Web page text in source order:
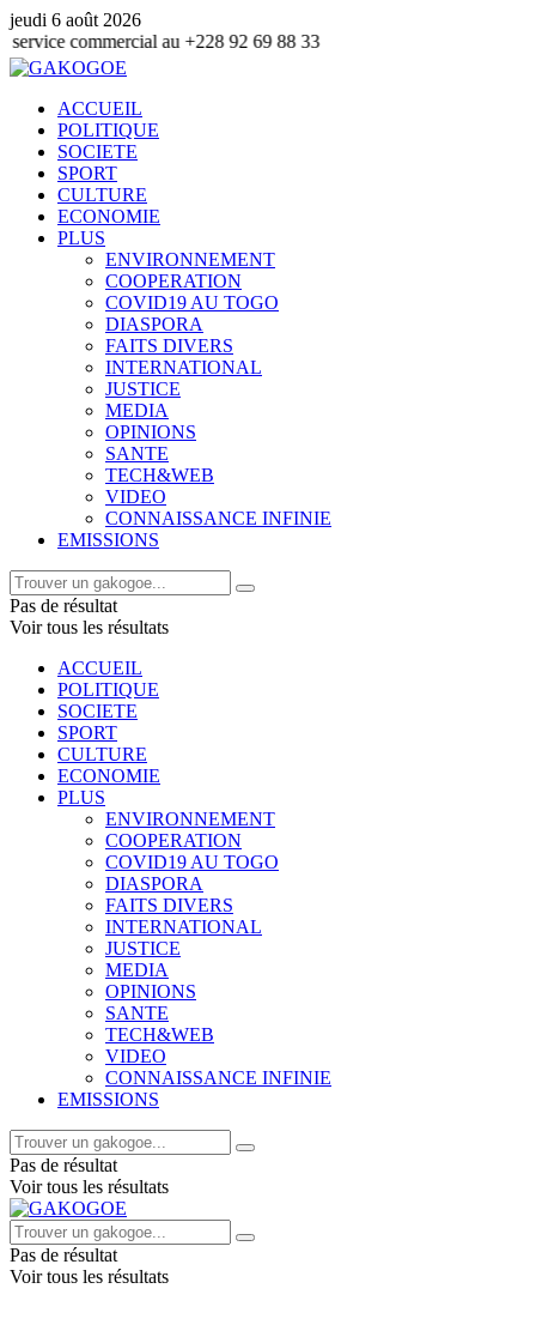
jeudi 6 août 2026
au +228 92 69 88 33
ACCUEIL
POLITIQUE
SOCIETE
SPORT
CULTURE
ECONOMIE
PLUS
ENVIRONNEMENT
COOPERATION
COVID19 AU TOGO
DIASPORA
FAITS DIVERS
INTERNATIONAL
JUSTICE
MEDIA
OPINIONS
SANTE
TECH&WEB
VIDEO
CONNAISSANCE INFINIE
EMISSIONS
Pas de résultat
Voir tous les résultats
ACCUEIL
POLITIQUE
SOCIETE
SPORT
CULTURE
ECONOMIE
PLUS
ENVIRONNEMENT
COOPERATION
COVID19 AU TOGO
DIASPORA
FAITS DIVERS
INTERNATIONAL
JUSTICE
MEDIA
OPINIONS
SANTE
TECH&WEB
VIDEO
CONNAISSANCE INFINIE
EMISSIONS
Pas de résultat
Voir tous les résultats
Pas de résultat
Voir tous les résultats